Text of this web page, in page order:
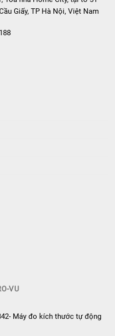
Giấy, TP Hà Nội, Việt Nam
VU
Máy đo kích thước tự động